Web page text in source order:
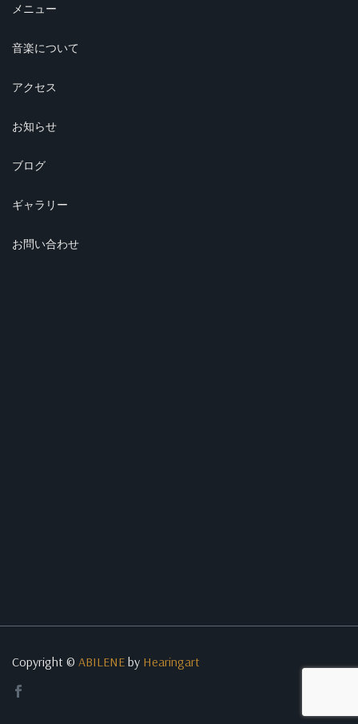
メニュー
音楽について
アクセス
お知らせ
ブログ
ギャラリー
お問い合わせ
Copyright © ABILENE by Hearingart